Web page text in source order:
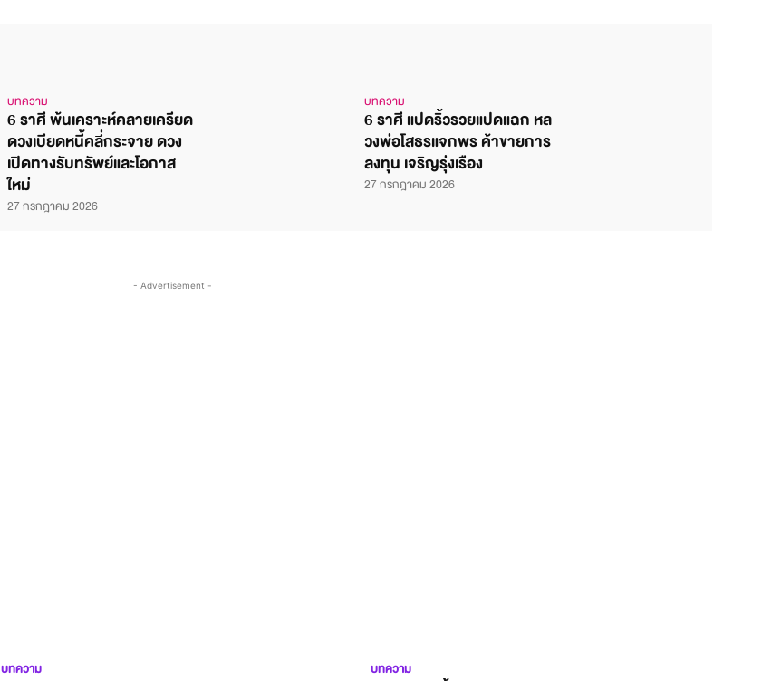
บทความ
6 ราศี พ้นเคราะห์คลายเครียด
ดวงเบียดหนี้คลี่กระจาย ดวง
เปิดทางรับทรัพย์และโอกาส
ใหม่
27 กรกฎาคม 2026
บทความ
6 ราศี แปดริ้วรวยแปดแฉก หล
วงพ่อโสธรแจกพร ค้าขายการ
ลงทุน เจริญรุ่งเรือง
27 กรกฎาคม 2026
- Advertisement -
บทความ บทความ